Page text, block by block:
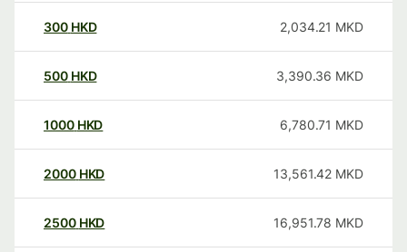
300 HKD 2,034.21 MKD
500 HKD 3,390.36 MKD
1000 HKD 6,780.71 MKD
2000 HKD 13,561.42 MKD
2500 HKD 16,951.78 MKD